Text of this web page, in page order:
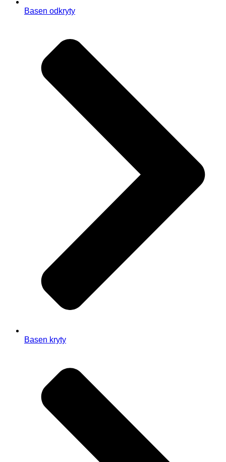
Basen odkryty
Basen kryty